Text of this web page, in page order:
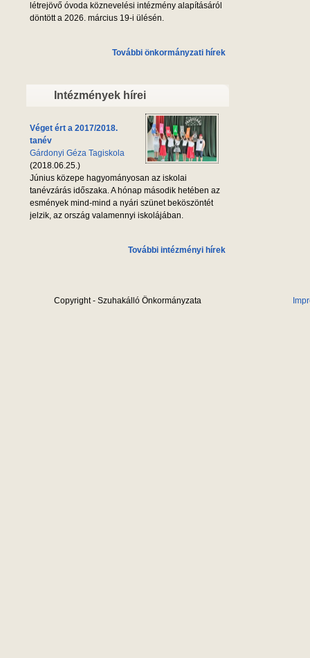
létrejövő óvoda köznevelési intézmény alapításáról
döntött a 2026. március 19-i ülésén.
További önkormányzati hírek
Intézmények hírei
Véget ért a 2017/2018.
tanév
Gárdonyi Géza Tagiskola
(2018.06.25.)
Június közepe hagyományosan az iskolai
tanévzárás időszaka. A hónap második hetében az
esmények mind-mind a nyári szünet beköszöntét
jelzik, az ország valamennyi iskolájában.
További intézményi hírek
Copyright - Szuhakálló Önkormányzata